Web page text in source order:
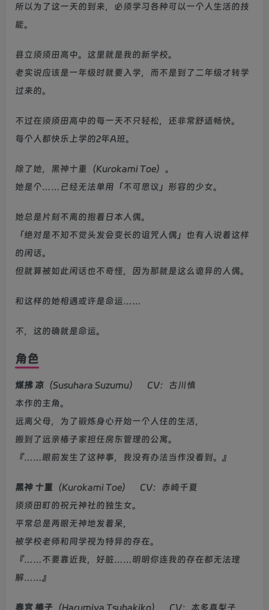
所以为了这一天的到来，必须学习各种可以一个人生活的技
能。
县立须须田高中。这里就是我的新学校。
老实说应该是一年级时就要入学，而不是到了二年级才转学
过来的。
不过在须须田高中的每一天不只轻松，还非常舒适畅快。
每个人都快乐上学的2年A班。
除了她，黑神十重（Kurokami Toe）。
她是个……已经无法单用「不可思议」形容的少女。
她总是片刻不离的抱着日本人偶。
「绝对是不知不觉头发会变长的诅咒人偶」也有人说着这样
的闲话。
但就算被如此闲话也不奇怪，因为那就是这么诡异的人偶。
和这样的她相遇或许是命运……
不，这的确就是命运。
角色
煤拂 凉 （Susuhara Suzumu） CV：古川慎
本作的主角。
远离父母，为了锻炼身心开始一个人住的生活，
搬到了远亲椿子家担任房东管理的公寓。
『……眼前发生了这种事，我没有办法当作没看到。』
黑神 十重 （Kurokami Toe） CV：赤崎千夏
须须田町的祝元神社的独生女。
平常总是两眼无神地发着呆，
被学校老师和同学视为特异的存在。
『……不要靠近我，好脏……明明你连我的存在都无法理
解……』
春宫 椿子 （Harumiya Tsubakiko） CV：本多真梨子